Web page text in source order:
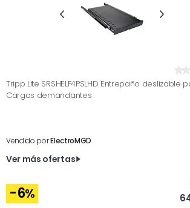
Tripp Lite SRSHELF4PSLHD Entrepaño deslizable
Cargas demandantes
Vendido porElectroMGD
Ver más ofertas
-6%